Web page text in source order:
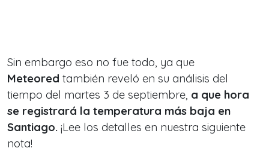
Sin embargo eso no fue todo, ya que
Meteored también reveló en su análisis del
tiempo del martes 3 de septiembre, a que hora
se registrará la temperatura más baja en
Santiago. ¡Lee los detalles en nuestra siguiente
nota!